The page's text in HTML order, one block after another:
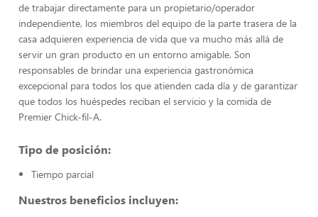
de trabajar directamente para un propietario/operador
independiente, los miembros del equipo de la parte trasera de la
casa adquieren experiencia de vida que va mucho más allá de
servir un gran producto en un entorno amigable. Son
responsables de brindar una experiencia gastronómica
excepcional para todos los que atienden cada día y de garantizar
que todos los huéspedes reciban el servicio y la comida de
Premier Chick-fil-A.
Tipo de posición:
Tiempo parcial
Nuestros beneficios incluyen: